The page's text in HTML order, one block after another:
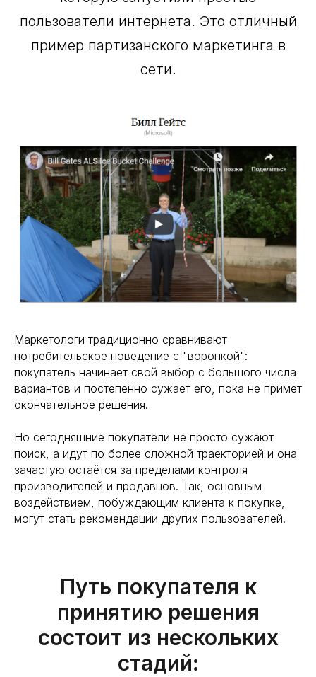
пользователи интернета. Это отличный
пример партизанского маркетинга в
сети.
Маркетологи традиционно сравнивают
потребительское поведение с "воронкой":
покупатель начинает свой выбор с большого числа
вариантов и постепенно сужает его, пока не примет
окончательное решения.
Но сегодняшние покупатели не просто сужают
поиск, а идут по более сложной траекторией и она
зачастую остаётся за пределами контроля
производителей и продавцов. Так, основным
воздействием, побуждающим клиента к покупке,
могут стать рекомендации других пользователей.
Путь покупателя к
принятию решения
состоит из нескольких
стадий: